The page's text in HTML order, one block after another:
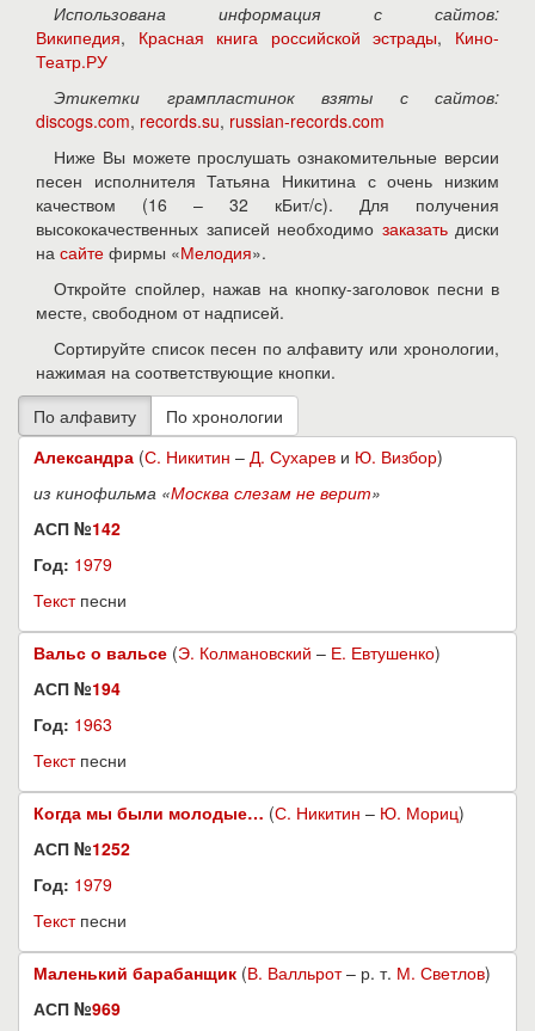
Использована информация с сайтов:
Википедия, Красная книга российской эстрады, Кино-
Театр.РУ
Этикетки грампластинок взяты с сайтов:
discogs.com, records.su, russian-records.com
Ниже Вы можете прослушать ознакомительные версии
песен исполнителя Татьяна Никитина с очень низким
качеством (16 – 32 кБит/с). Для получения
высококачественных записей необходимо заказатьдиски
на сайте фирмы «Мелодия».
Откройте спойлер, нажав на кнопку-заголовок песни в
месте, свободном от надписей.
Сортируйте список песен по алфавиту или хронологии,
нажимая на соответствующие кнопки.
Александра (С. Никитин – Д. Сухарев и Ю. Визбор)
из кинофильма «Москва слезам не верит»
АСП №142
Год: 1979
Текстпесни
Вальс о вальсе (Э. Колмановский – Е. Евтушенко)
АСП №194
Год: 1963
Текстпесни
Когда мы были молодые… (С. Никитин – Ю. Мориц)
АСП №1252
Год: 1979
Текстпесни
Маленький барабанщик (В. Валльрот– р. т. М. Светлов)
АСП №969